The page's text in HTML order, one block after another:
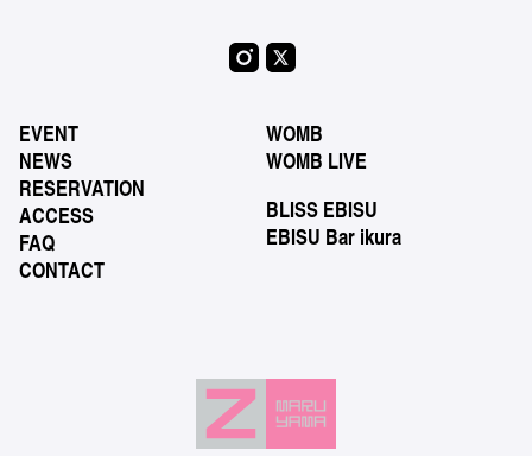
EVENT
NEWS
RESERVATION
ACCESS
FAQ
CONTACT
WOMB
WOMB LIVE
BLISS EBISU
EBISU Bar ikura